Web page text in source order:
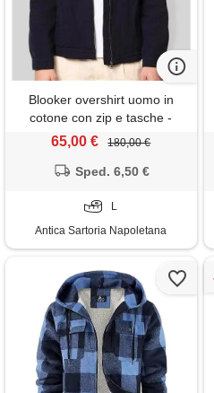
Blooker overshirt uomo in
cotone con zip e tasche -
regular fit
65,00 € 180,00 €
Sped. 6,50 €
L
Antica Sartoria Napoletana